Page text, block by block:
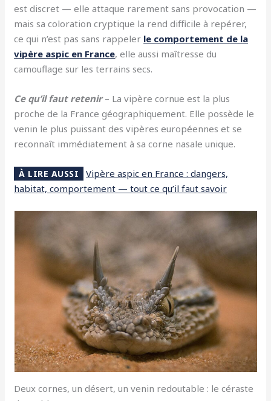
est discret — elle attaque rarement sans provocation —
mais sa coloration cryptique la rend difficile à repérer,
ce qui n’est pas sans rappeler le comportement de la
vipère aspic en France, elle aussi maîtresse du
camouflage sur les terrains secs.
Ce qu’il faut retenir– La vipère cornue est la plus
proche de la France géographiquement. Elle possède le
venin le plus puissant des vipères européennes et se
reconnaît immédiatement à sa corne nasale unique.
À LIRE AUSSI
Vipère aspic en France : dangers,
habitat, comportement — tout ce qu’il faut savoir
Deux cornes, un désert, un venin redoutable : le céraste